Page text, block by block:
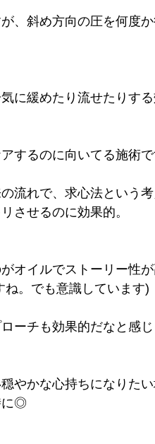
、斜め方向の圧を何度
に緩めたり流せたりす
するのに向いてる施術で
流れで、求心法という
させるのに効果的。
オイルでストーリー性が
。でも意識しています)
ーチも効果的だなと感じ
やかな心持ちになりた
に◎